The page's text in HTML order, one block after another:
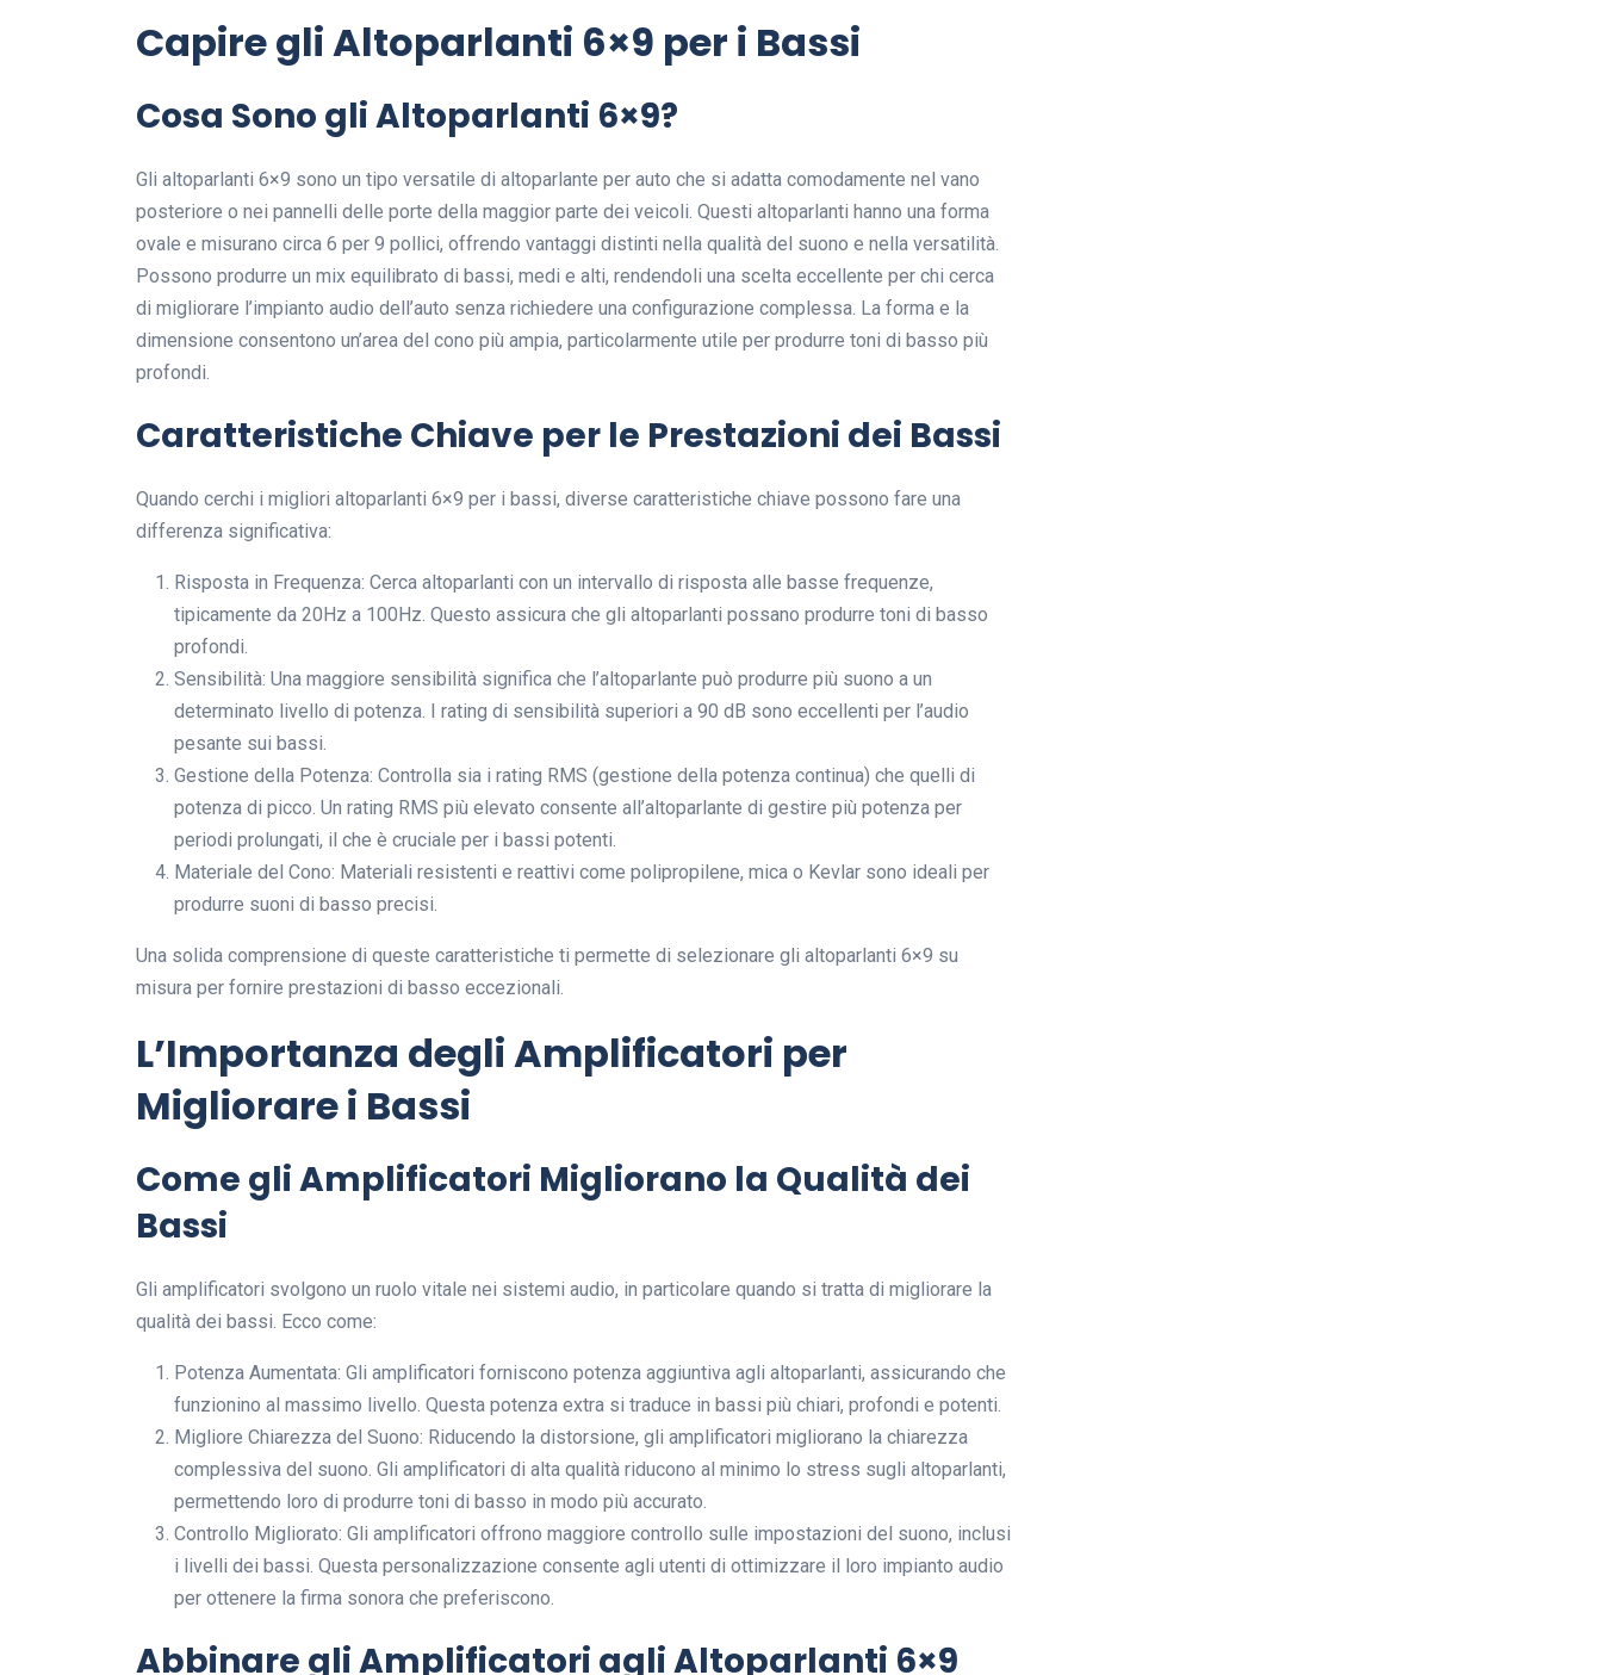
Capire gli Altoparlanti 6×9 per i Bassi
Cosa Sono gli Altoparlanti 6×9?
Gli altoparlanti 6×9 sono un tipo versatile di altoparlante per auto che si adatta comodamente nel vano
posteriore o nei pannelli delle porte della maggior parte dei veicoli. Questi altoparlanti hanno una forma
ovale e misurano circa 6 per 9 pollici, offrendo vantaggi distinti nella qualità del suono e nella versatilità.
Possono produrre un mix equilibrato di bassi, medi e alti, rendendoli una scelta eccellente per chi cerca
di migliorare l’impianto audio dell’auto senza richiedere una configurazione complessa. La forma e la
dimensione consentono un’area del cono più ampia, particolarmente utile per produrre toni di basso più
profondi.
Caratteristiche Chiave per le Prestazioni dei Bassi
Quando cerchi i migliori altoparlanti 6×9 per i bassi, diverse caratteristiche chiave possono fare una
differenza significativa:
Risposta in Frequenza: Cerca altoparlanti con un intervallo di risposta alle basse frequenze,
tipicamente da 20Hz a 100Hz. Questo assicura che gli altoparlanti possano produrre toni di basso
profondi.
Sensibilità: Una maggiore sensibilità significa che l’altoparlante può produrre più suono a un
determinato livello di potenza. I rating di sensibilità superiori a 90 dB sono eccellenti per l’audio
pesante sui bassi.
Gestione della Potenza: Controlla sia i rating RMS (gestione della potenza continua) che quelli di
potenza di picco. Un rating RMS più elevato consente all’altoparlante di gestire più potenza per
periodi prolungati, il che è cruciale per i bassi potenti.
Materiale del Cono: Materiali resistenti e reattivi come polipropilene, mica o Kevlar sono ideali per
produrre suoni di basso precisi.
Una solida comprensione di queste caratteristiche ti permette di selezionare gli altoparlanti 6×9 su
misura per fornire prestazioni di basso eccezionali.
L’Importanza degli Amplificatori per
Migliorare i Bassi
Come gli Amplificatori Migliorano la Qualità dei
Bassi
Gli amplificatori svolgono un ruolo vitale nei sistemi audio, in particolare quando si tratta di migliorare la
qualità dei bassi. Ecco come:
Potenza Aumentata: Gli amplificatori forniscono potenza aggiuntiva agli altoparlanti, assicurando che
funzionino al massimo livello. Questa potenza extra si traduce in bassi più chiari, profondi e potenti.
Migliore Chiarezza del Suono: Riducendo la distorsione, gli amplificatori migliorano la chiarezza
complessiva del suono. Gli amplificatori di alta qualità riducono al minimo lo stress sugli altoparlanti,
permettendo loro di produrre toni di basso in modo più accurato.
Controllo Migliorato: Gli amplificatori offrono maggiore controllo sulle impostazioni del suono, inclusi
i livelli dei bassi. Questa personalizzazione consente agli utenti di ottimizzare il loro impianto audio
per ottenere la firma sonora che preferiscono.
Abbinare gli Amplificatori agli Altoparlanti 6×9